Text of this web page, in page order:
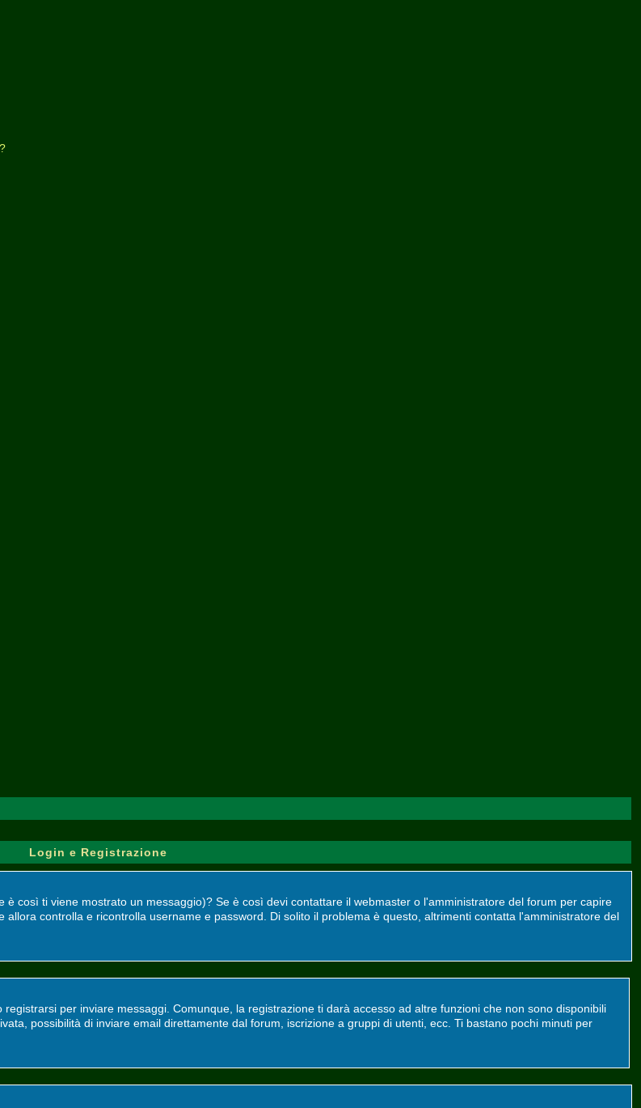
Login e Registrazione
così ti viene mostrato un messaggio)? Se è così devi contattare il webmaster o l'amministratore del forum per capire
controlla e ricontrolla username e password. Di solito il problema è questo, altrimenti contatta l'amministratore del
per inviare messaggi. Comunque, la registrazione ti darà accesso ad altre funzioni che non sono disponibili
possibilità di inviare email direttamente dal forum, iscrizione a gruppi di utenti, ecc. Ti bastano pochi minuti per